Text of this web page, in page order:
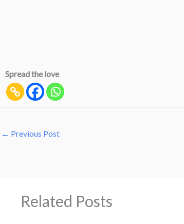
Spread the love
← Previous Post
Related Posts